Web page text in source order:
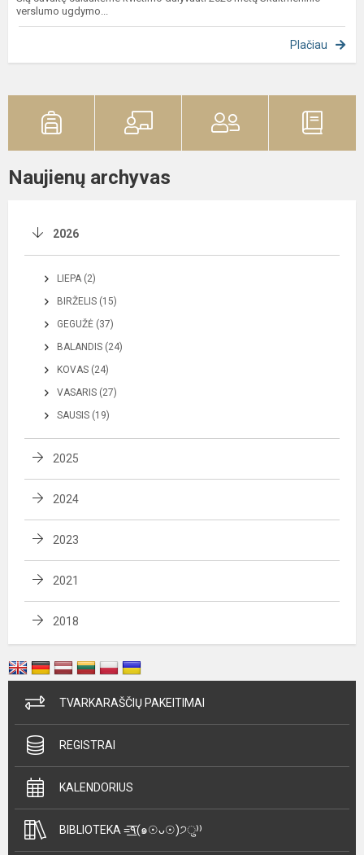
verslumo ugdymo...
Plačiau
Naujienų archyvas
2026
LIEPA (2)
BIRŽELIS (15)
GEGUŽĖ (37)
BALANDIS (24)
KOVAS (24)
VASARIS (27)
SAUSIS (19)
2025
2024
2023
2021
2018
TVARKARAŠČIŲ PAKEITIMAI
REGISTRAI
KALENDORIUS
BIBLIOTEKA =͟͟͞͞٩(๑☉ᴗ☉)੭ु⁾⁾